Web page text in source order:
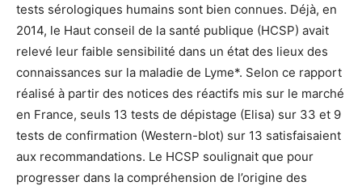
tests sérologiques humains sont bien connues. Déjà, en
2014, le Haut conseil de la santé publique (HCSP) avait
relevé leur faible sensibilité dans un état des lieux des
connaissances sur la maladie de Lyme*. Selon ce rapport
réalisé à partir des notices des réactifs mis sur le marché
en France, seuls 13 tests de dépistage (Elisa) sur 33 et 9
tests de confirmation (Western-blot) sur 13 satisfaisaient
aux recommandations. Le HCSP soulignait que pour
progresser dans la compréhension de l’origine des